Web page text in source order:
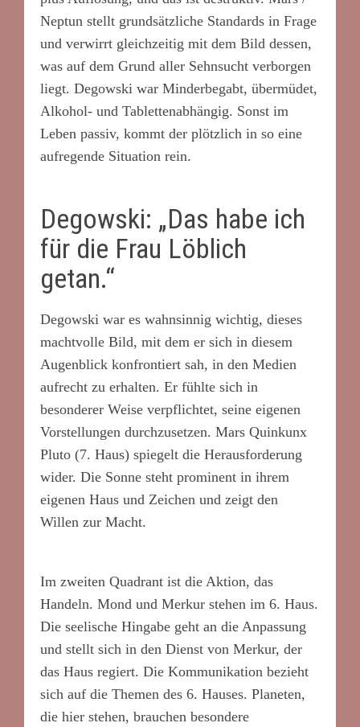
Neptun stellt grundsätzliche Standards in Frage
und verwirrt gleichzeitig mit dem Bild dessen,
was auf dem Grund aller Sehnsucht verborgen
liegt. Degowski war Minderbegabt, übermüdet,
Alkohol- und Tablettenabhängig. Sonst im
Leben passiv, kommt der plötzlich in so eine
aufregende Situation rein.
Degowski: „Das habe ich
für die Frau Löblich
getan.“
Degowski war es wahnsinnig wichtig, dieses
machtvolle Bild, mit dem er sich in diesem
Augenblick konfrontiert sah, in den Medien
aufrecht zu erhalten. Er fühlte sich in
besonderer Weise verpflichtet, seine eigenen
Vorstellungen durchzusetzen. Mars Quinkunx
Pluto (7. Haus) spiegelt die Herausforderung
wider. Die Sonne steht prominent in ihrem
eigenen Haus und Zeichen und zeigt den
Willen zur Macht.
Im zweiten Quadrant ist die Aktion, das
Handeln. Mond und Merkur stehen im 6. Haus.
Die seelische Hingabe geht an die Anpassung
und stellt sich in den Dienst von Merkur, der
das Haus regiert. Die Kommunikation bezieht
sich auf die Themen des 6. Hauses. Planeten,
die hier stehen, brauchen besondere